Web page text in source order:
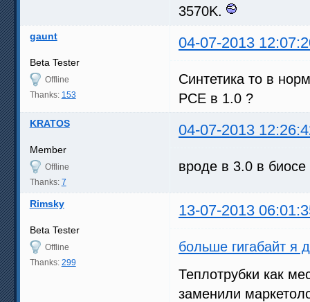
3570K.
gaunt 04-07-2013
Beta Tester
Offline
Thanks: 153
Синтетика то в
PCE в 1.0 ?
KRATOS 04-07-2013
Member
Offline
Thanks: 7
вроде в 3.0 в
Rimsky 13-07-2013
Beta Tester
Offline
Thanks: 299
больше гигабайт я
Теплотрубки как
заменили